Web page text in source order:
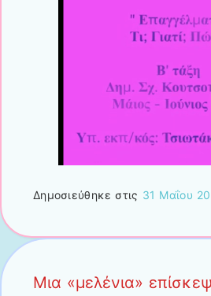
Δημοσιεύθηκε στις 31 Μαΐου
Μια «μελένια»